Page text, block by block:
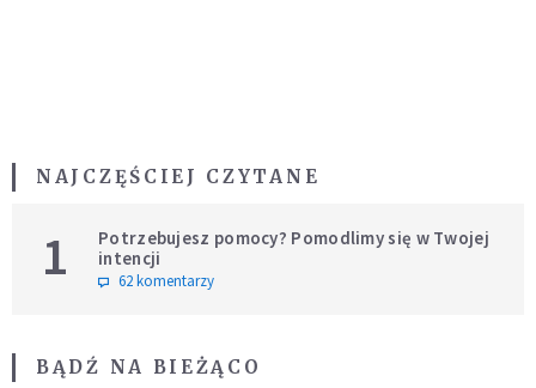
NAJCZĘŚCIEJ CZYTANE
1
Potrzebujesz pomocy? Pomodlimy się w Twojej
intencji
62 komentarzy
BĄDŹ NA BIEŻĄCO